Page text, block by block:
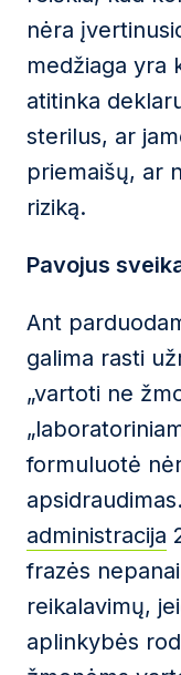
nėra
medžiaga yra
atitinka
sterilus, ar
priemaišų, ar
riziką.
Pavojus
Ant
galima rasti
„vartoti ne
formuluotė
apsidraudimas.
administracija
frazės
reikalavimų,
aplinkybės